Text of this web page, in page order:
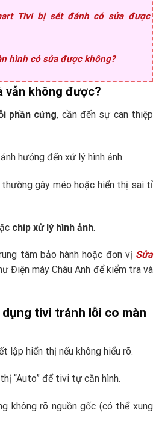
Tivi bị sét đánh có sửa được
hình có sửa được không?
vẫn không được?
phần cứng, cần đến sự can thiệp
hưởng đến xử lý hình ảnh.
thường gây méo hoặc hiển thị sai tỉ
chip xử lý hình ảnh.
tâm bảo hành hoặc đơn vị Sửa
Điện máy Châu Anh để kiểm tra và
tivi tránh lỗi co màn
lập hiển thị nếu không hiểu rõ.
“Auto” để tivi tự căn hình.
không rõ nguồn gốc (có thể xung